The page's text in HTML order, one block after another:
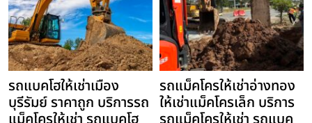
รถแบคโฮให้เช่าเมือง
บุรีรัมย์ ราคาถูก บริการรถ
รถแม็คโครให้เช่าอ่างทอง
ให้เช่าแม็คโครเล็ก บริการ